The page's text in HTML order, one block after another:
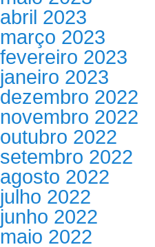
abril 2023
março 2023
fevereiro 2023
janeiro 2023
dezembro 2022
novembro 2022
outubro 2022
setembro 2022
agosto 2022
julho 2022
junho 2022
maio 2022